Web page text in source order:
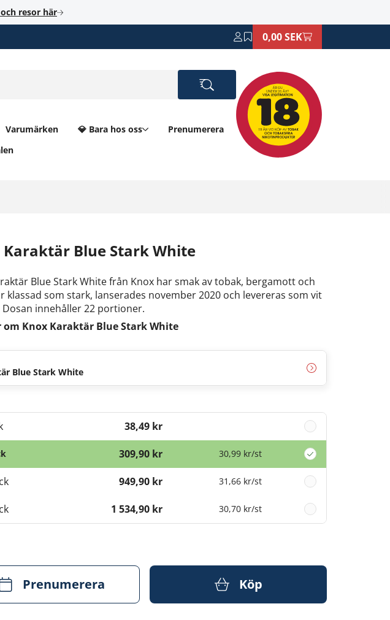
resor här
0,00 SEK
Varumärken 💎 Bara hos oss
Prenumerera
Karaktär Blue Stark White
Blue Stark White från Knox har smak av tobak, bergamott och
klassad som stark, lanserades november 2020 och levereras som vit
innehåller 22 portioner.
om Knox Karaktär Blue Stark White
Blue Stark White
38,49 kr
309,90 kr 30,99 kr/st
949,90 kr 31,66 kr/st
1 534,90 kr 30,70 kr/st
Prenumerera Köp